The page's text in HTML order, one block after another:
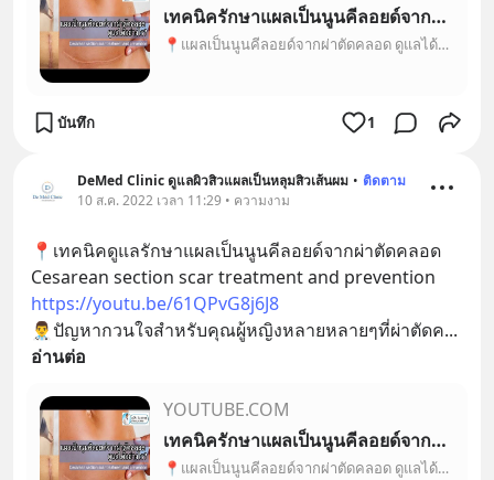
เทคนิครักษาแผลเป็นนูนคีลอยด์จากผ่าตัดคลอด Cesarean section scar treatment หมอรุจชวนคุย แผลผ่าคลอด
📍แผลเป็นนูนคีลอยด์จากผ่าตัดคลอด ดูแลได้อย่างไร‌? Cesarean section scar treatment and preventionปัญหากวนใจสำหรับคุณผู้หญิงหลายหลายๆที่ผ่าตัดคลอด ก็คือมีโอกาส...
บันทึก 1
DeMed Clinic ดูแลผิวสิวแผลเป็นหลุมสิวเส้นผม • ติดตาม
10 ส.ค. 2022 เวลา 11:29 • ความงาม
📍เทคนิคดูแลรักษาแผลเป็นนูนคีลอยด์จากผ่าตัดคลอด
https://youtu.be/61QPvG8j6J8
👨‍⚕️ปัญหากวนใจสำหรับคุณผู้หญิงหลายหลายๆที่ผ่าตัดค
อ่านต่อ
YOUTUBE.COM
เทคนิครักษาแผลเป็นนูนคีลอยด์จากผ่าตัดคลอด Cesarean section scar treatment หมอรุจชวนคุย แผลผ่าคลอด
📍แผลเป็นนูนคีลอยด์จากผ่าตัดคลอด ดูแลได้อย่างไร‌? Cesarean section scar treatment and preventionปัญหากวนใจสำหรับคุณผู้หญิงหลายหลายๆที่ผ่าตัดคลอด ก็คือมีโอกาส...